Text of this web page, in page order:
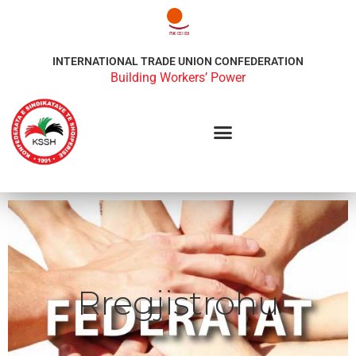
INTERNATIONAL TRADE UNION CONFEDERATION
Building Workers’ Power
Rregjistrohu
Rregjistrohu
AKlikoni ketu per tu rregjistruar
Rregjistrohu